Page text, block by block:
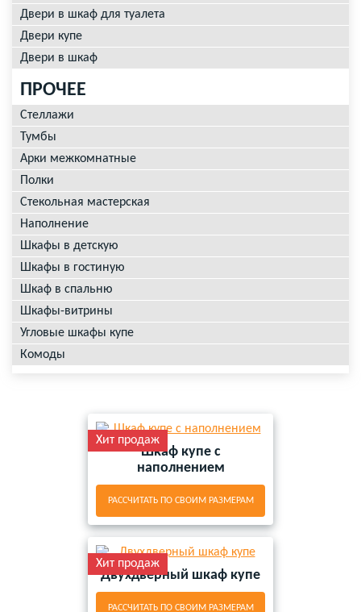
Двери в шкаф для туалета
Двери купе
Двери в шкаф
ПРОЧЕЕ
Стеллажи
Тумбы
Арки межкомнатные
Полки
Стекольная мастерская
Наполнение
Шкафы в детскую
Шкафы в гостиную
Шкаф в спальню
Шкафы-витрины
Угловые шкафы купе
Комоды
Хит продаж
Шкаф купе с
наполнением
РАССЧИТАТЬ ПО СВОИМ РАЗМЕРАМ
Хит продаж
Двухдверный шкаф купе
РАССЧИТАТЬ ПО СВОИМ РАЗМЕРАМ